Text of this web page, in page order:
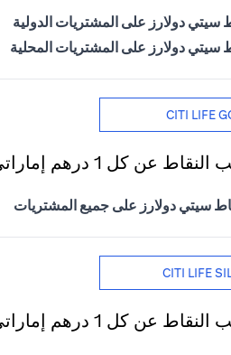
CITI LIFE
1 درهم إماراتي يتم إنفاقه
CITI LIFE
1 درهم إماراتي يتم إنفاقه